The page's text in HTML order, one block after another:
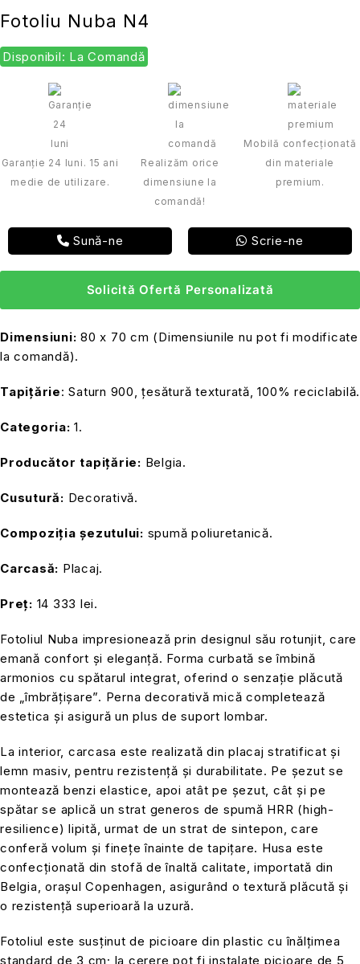
Fotoliu Nuba N4
Disponibil: La Comandă
Garanție 24 luni. 15 ani
medie de utilizare.
Realizăm orice
dimensiune la
comandă!
Mobilă confecționată
din materiale
premium.
Sună-ne Scrie-ne
Solicită Ofertă Personalizată
Dimensiuni: 80 x 70 cm (Dimensiunile nu pot fi modificate
la comandă).
Tapițărie: Saturn 900, țesătură texturată, 100% reciclabilă.
Categoria: 1.
Producător tapițărie: Belgia.
Cusutură: Decorativă.
Compoziția șezutului: spumă poliuretanică.
Carcasă: Placaj.
Preț: 14 333 lei.
Fotoliul Nuba impresionează prin designul său rotunjit, care
emană confort și eleganță. Forma curbată se îmbină
armonios cu spătarul integrat, oferind o senzație plăcută
de „îmbrățișare”. Perna decorativă mică completează
estetica și asigură un plus de suport lombar.
La interior, carcasa este realizată din placaj stratificat și
lemn masiv, pentru rezistență și durabilitate. Pe șezut se
montează benzi elastice, apoi atât pe șezut, cât și pe
spătar se aplică un strat generos de spumă HRR (high-
resilience) lipită, urmat de un strat de sintepon, care
conferă volum și finețe înainte de tapițare. Husa este
confecționată din stofă de înaltă calitate, importată din
Belgia, orașul Copenhagen, asigurând o textură plăcută și
o rezistență superioară la uzură.
Fotoliul este susținut de picioare din plastic cu înălțimea
standard de 3 cm; la cerere pot fi instalate picioare de 5